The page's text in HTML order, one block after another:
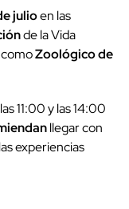
julioen las
de la Vida
Zoológico de
11:00 y las 14:00
llegar con
experiencias